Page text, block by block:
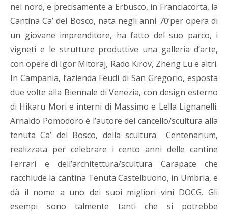
nel nord, e precisamente a Erbusco, in Franciacorta, la
Cantina Ca’ del Bosco, nata negli anni 70’per opera di
un giovane imprenditore, ha fatto del suo parco, i
vigneti e le strutture produttive una galleria d’arte,
con opere di Igor Mitoraj, Rado Kirov, Zheng Lu e altri.
In Campania, l’azienda Feudi di San Gregorio, esposta
due volte alla Biennale di Venezia, con design esterno
di Hikaru Mori e interni di Massimo e Lella Lignanelli.
Arnaldo Pomodoro è l’autore del cancello/scultura alla
tenuta Ca’ del Bosco, della scultura Centenarium,
realizzata per celebrare i cento anni delle cantine
Ferrari e dell’architettura/scultura Carapace che
racchiude la cantina Tenuta Castelbuono, in Umbria, e
dà il nome a uno dei suoi migliori vini DOCG. Gli
esempi sono talmente tanti che si potrebbe